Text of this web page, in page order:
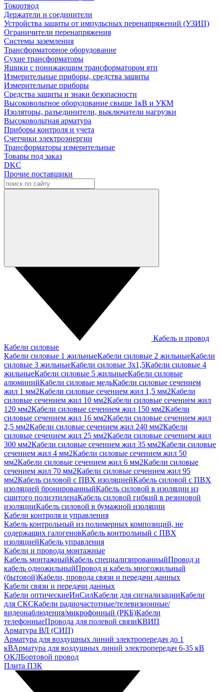
Токоотвод
Держатели и соединители
Устройства защиты от импульсных перенапряжений (УЗИП)
Ограничители перенапряжения
Системы заземления
Трансформаторное оборудование
Сухие трансформаторы
Ящики с понижающим трансформатором ятп
Измерительные приборы, средства защиты
Измерительные приборы
Средства защиты и знаки безопасности
Высоковольтное оборудование свыше 1кВ и УКМ
Изоляторы, разъединители, выключатели нагрузки
Высоковольтная арматура
Приборы контроля и учета
Счетчики электроэнергии
Трансформаторы измерительные
Товары под заказ
DKC
Прочие поставщики
Кабель и провод
Кабели силовые
Кабели силовые 1 жильныеКабели силовые 2 жильныеКабели
силовые 3 жильныеКабели силовые 3х1,5Кабели силовые 4
жильныеКабели силовые 5 жильныеКабели силовые
алюминийКабели силовые медьКабели силовые сечением
жил 1 мм2Кабели силовые сечением жил 1,5 мм2Кабели
силовые сечением жил 10 мм2Кабели силовые сечением жил
120 мм2Кабели силовые сечением жил 150 мм2Кабели
силовые сечением жил 16 мм2Кабели силовые сечением жил
2,5 мм2Кабели силовые сечением жил 240 мм2Кабели
силовые сечением жил 25 мм2Кабели силовые сечением жил
300 мм2Кабели силовые сечением жил 35 мм2Кабели силовые
сечением жил 4 мм2Кабели силовые сечением жил 50
мм2Кабели силовые сечением жил 6 мм2Кабели силовые
сечением жил 70 мм2Кабели силовые сечением жил 95
мм2Кабель силовой с ПВХ изоляциейКабель силовой с ПВХ
изоляцией бронированныйКабель силовой в изоляции из
сшитого полиэтиленаКабель силовой гибкий в резиновой
изоляцииКабель силовой в бумажной изоляции
Кабели контроля и управления
Кабель контрольный из полимерных композиций, не
содержащих галогеновКабель контрольный с ПВХ
изоляциейКабель управления
Кабели и провода монтажные
Кабель монтажныйКабель специализированныйПровод и
кабель одножильныйПровод и кабель многожильный
(бытовой)Кабели, провода связи и передачи данных
Кабели связи и передачи данных
Кабели оптическиеИнСилКабели для сигнализацииКабели
для СКСКабели радиочастотные/телевизионные/
видеонаблюдения/микрофонный (РКБ)Кабели
телефонныеПровода для полевой связиКВИП
Арматура ВЛ (СИП)
Арматура для воздушных линий электропередач до 1
кВАрматура для воздушных линий электропередач 6-35 кВ
ОКЛБортовой провод
Плита ПЗК